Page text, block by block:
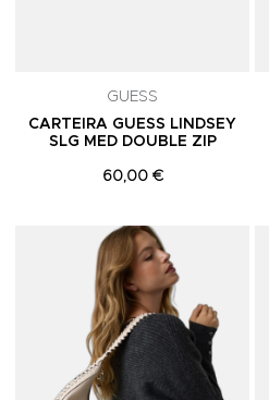
GUESS
CARTEIRA GUESS LINDSEY
SLG MED DOUBLE ZIP
60,00 €